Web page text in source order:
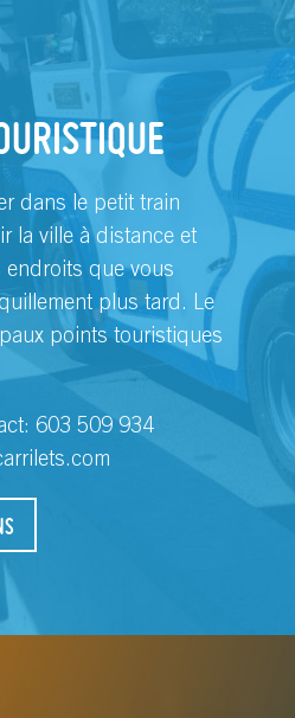
dans le petit train
la ville à distance et
que vous
plus tard. Le
points touristiques
603 509 934